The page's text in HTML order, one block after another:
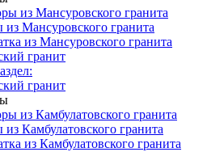
из Мансуровского гранита
Мансуровского гранита
из Мансуровского гранита
гранит
гранит
из Камбулатовского гранита
Камбулатовского гранита
из Камбулатовского гранита